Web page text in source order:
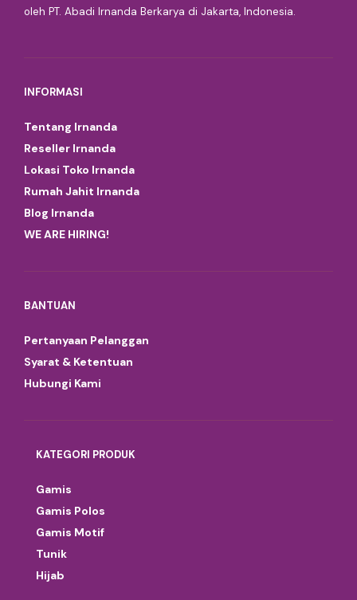
oleh PT. Abadi Irnanda Berkarya di Jakarta, Indonesia.
INFORMASI
Tentang Irnanda
Reseller Irnanda
Lokasi Toko Irnanda
Rumah Jahit Irnanda
Blog Irnanda
WE ARE HIRING!
BANTUAN
Pertanyaan Pelanggan
Syarat & Ketentuan
Hubungi Kami
KATEGORI PRODUK
Gamis
Gamis Polos
Gamis Motif
Tunik
Hijab